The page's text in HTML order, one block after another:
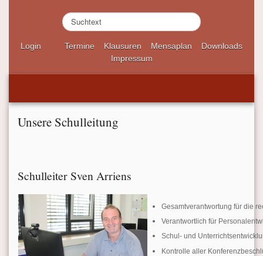
S
u
c
n
.
Login Termine Klausuren Mensaplan
Downloads
Impressum
Unsere Schulleitung
Schulleiter Sven Arriens
Gesamtverantwortung für die
Verantwortlich für
Schul- und
Kontrolle aller